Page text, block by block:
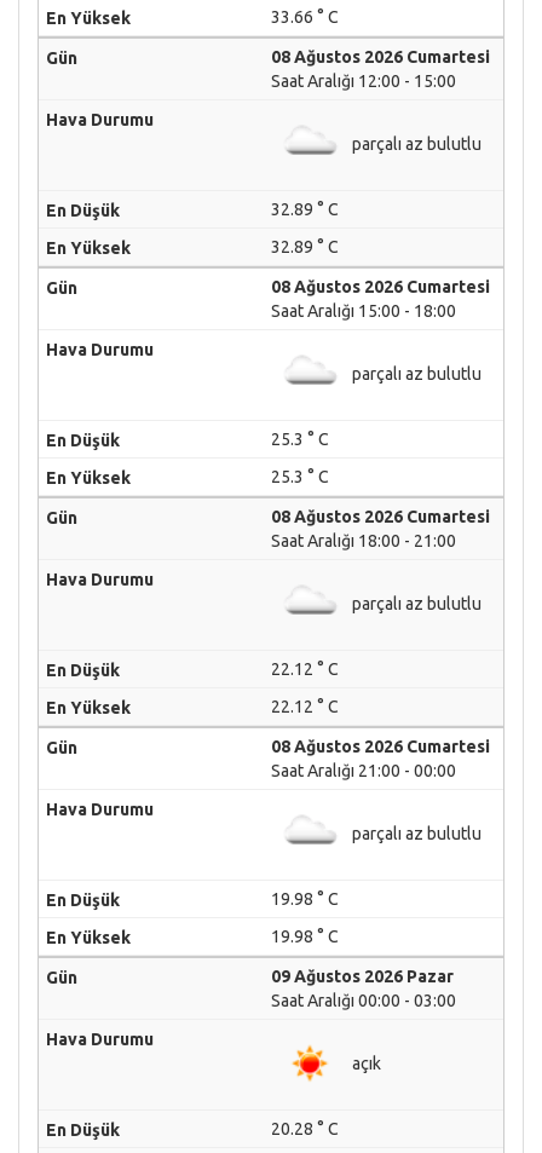
33.66 ° C
08 Ağustos 2026 Cumartesi
Saat Aralığı 12:00 - 15:00
parçalı az bulutlu
32.89 ° C
32.89 ° C
08 Ağustos 2026 Cumartesi
Saat Aralığı 15:00 - 18:00
parçalı az bulutlu
25.3 ° C
25.3 ° C
08 Ağustos 2026 Cumartesi
Saat Aralığı 18:00 - 21:00
parçalı az bulutlu
22.12 ° C
22.12 ° C
08 Ağustos 2026 Cumartesi
Saat Aralığı 21:00 - 00:00
parçalı az bulutlu
19.98 ° C
19.98 ° C
09 Ağustos 2026 Pazar
Saat Aralığı 00:00 - 03:00
açık
20.28 ° C